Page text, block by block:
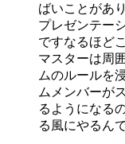
ばいことがあ
プレゼンテー
ですなるほど
マスターは周
ムのルールを
ムメンバーが
るようになる
る風にやるん